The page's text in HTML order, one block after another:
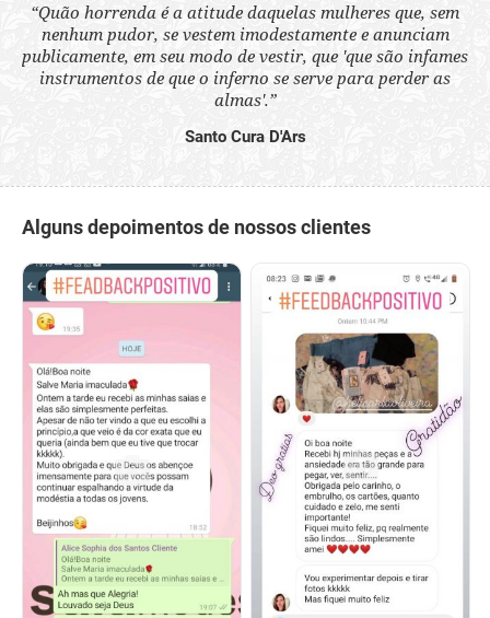
“Quão horrenda é a atitude daquelas mulheres que, sem
nenhum pudor, se vestem imodestamente e anunciam
publicamente, em seu modo de vestir, que 'que são infames
instrumentos de que o inferno se serve para perder as
almas'.”
Santo Cura D'Ars
Alguns depoimentos de nossos clientes